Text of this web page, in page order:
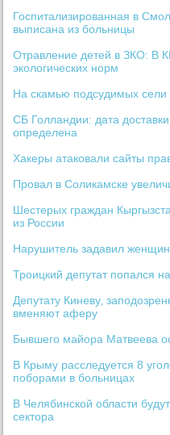
Госпитализированная в
выписана из больницы
Отравление детей в ЗКО: В
экологических норм
На скамью подсудимых
СБ Голландии: дата
определена
Хакеры атаковали сайты
Провал в Соликамске
Шестерых граждан
из России
Нарушитель задавил
Троицкий депутат попался
Депутату Киневу,
вменяют аферу
Бывшего майора Матвеева
В Крыму расследуется 8
поборами в больницах
В Челябинской области
сектора